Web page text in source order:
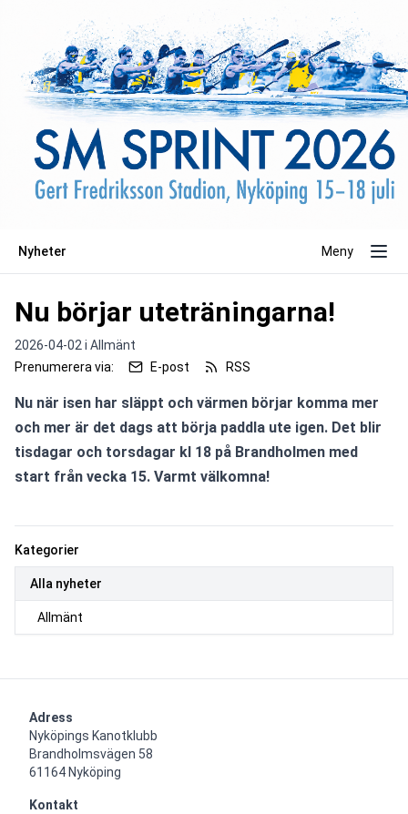
Nyheter Meny
Kategorier
Alla nyheter
Allmänt
Nu börjar uteträningarna!
2026-04-02 i Allmänt
Prenumerera via:
E-post RSS
Nu när isen har släppt och värmen börjar komma mer
och mer är det dags att börja paddla ute igen. Det blir
tisdagar och torsdagar kl 18 på Brandholmen med
start från vecka 15. Varmt välkomna!
Adress
Nyköpings Kanotklubb
Brandholmsvägen 58
61164 Nyköping
Kontakt